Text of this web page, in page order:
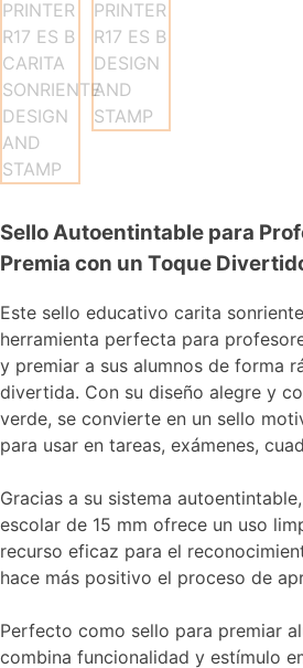
Sello Autoentintable para
Premia con un Toque
Este sello educativo carita
herramienta perfecta para
y premiar a sus alumnos de forma
divertida. Con su diseño alegre y
verde, se convierte en un sello
para usar en tareas, exámenes,
Gracias a su sistema
escolar de 15 mm ofrece un uso
recurso eficaz para el
hace más positivo el proceso de
Perfecto como sello para premiar
combina funcionalidad y estímulo